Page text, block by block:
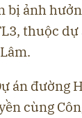
bị ảnh
thuộc
án đường
cùng